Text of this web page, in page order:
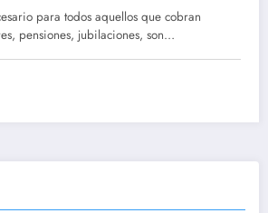
para todos aquellos que cobran
pensiones, jubilaciones, son…